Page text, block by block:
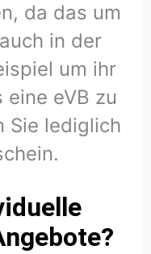
da das um
in der
um ihr
eVB zu
Sie lediglich